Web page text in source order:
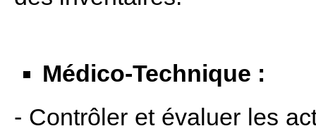
Médico-Technique :
- Contrôler et évaluer les